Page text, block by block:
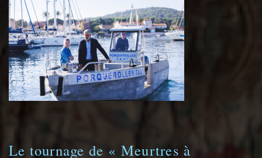
Le tournage de « Meurtres à